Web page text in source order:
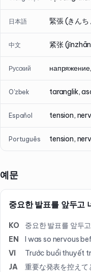
日本語 緊張 (きんち
中文 紧张
Русский
O'zbek taranglik,
Español tension,
Português tension,
예문
중요한 발표를 앞두고
KO
중요한 발표를 앞두
EN
I was so nervous
VI
Trước buổi thuyết
JA
重要な発表を控えて